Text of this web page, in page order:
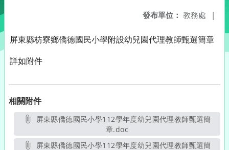
發布單位： 教務處 |
屏東縣枋寮鄉僑德國民小學附設幼兒園代理教師甄選簡章
詳如附件
相關附件
章.doc